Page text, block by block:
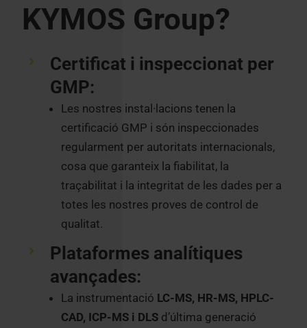
KYMOS Group?
Certificat i inspeccionat per
GMP:
Les nostres instal·lacions tenen la
certificació GMP i són inspeccionades
regularment per autoritats internacionals,
cosa que garanteix la fiabilitat, la
traçabilitat i la integritat de les dades per a
totes les nostres proves de control de
qualitat.
Plataformes analítiques
avançades:
La instrumentació LC-MS, HR-MS, HPLC-
CAD, ICP-MS i DLSd’última generació